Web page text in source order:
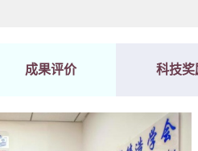
成果评价 科技奖